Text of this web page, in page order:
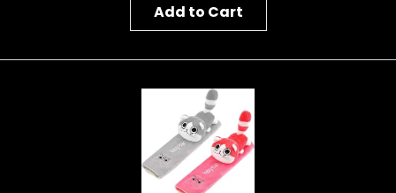
Add to Cart